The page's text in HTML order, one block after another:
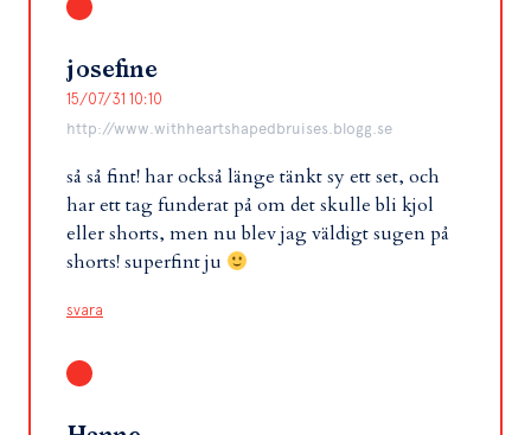
josefine
15/07/31 10:10
http://www.withheartshapedbruises.blogg.se
så så fint! har också länge tänkt sy ett set, och
har ett tag funderat på om det skulle bli kjol
eller shorts, men nu blev jag väldigt sugen på
shorts! superfint ju
svara